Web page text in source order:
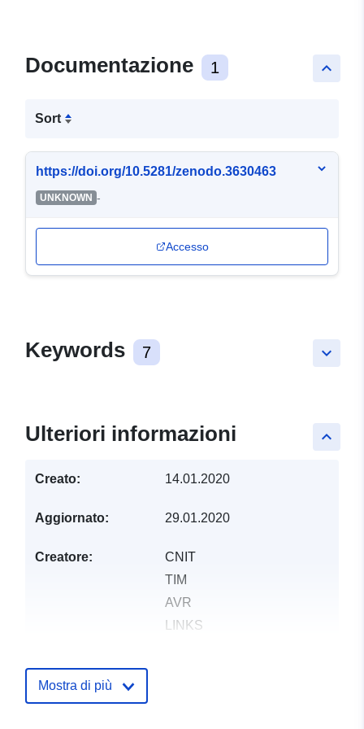
keyboard_arrow_up
Documentazione 1
Sort
https://doi.org/10.5281/zenodo.3630463
UNKNOWN -
Accesso
keyboard_arrow_down
Keywords 7
keyboard_arrow_up
Ulteriori informazioni
Creato: 14.01.2020
Aggiornato: 29.01.2020
Creatore:
CNIT
TIM
AVR
LINKS
Editore:
Mostra di più